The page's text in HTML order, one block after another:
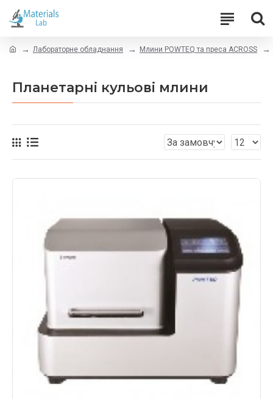
Лабораторне обладнання Млини POWTEQ та преса ACROSS
Планетарні кульові млини